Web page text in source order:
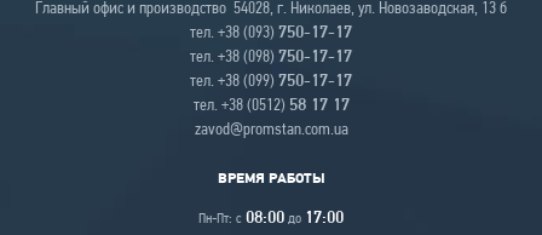
Главный офис и производство 54028, г. Николаев, ул. Новозаводская, 13 б
тел. +38 (093) 750-17-17
тел. +38 (098) 750-17-17
тел. +38 (099) 750-17-17
тел. +38 (0512) 58 17 17
zavod@promstan.com.ua
ВРЕМЯ РАБОТЫ
Пн-Пт: с 08:00 до 17:00